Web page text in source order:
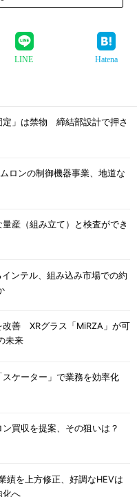
LINE Hatena
定」は禁物 締結部設計で押さ
ロンの制御機器事業、地道な
産（組み立て）と検査ができ
ンテル、組み込み市場での約
改善 XRグラス「MiRZA」が可
未来
ケーター」で業務を効率化
ン買収を提案、その狙いは？
績を上方修正、好調なHEVは
化へ